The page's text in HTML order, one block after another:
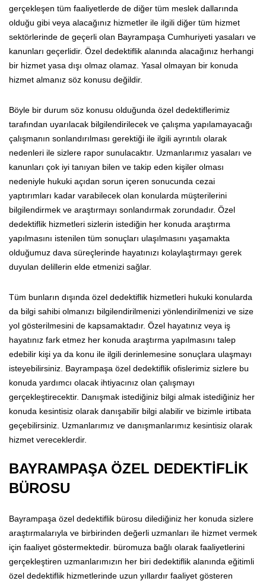
gerçekleşen tüm faaliyetlerde de diğer tüm meslek dallarında
olduğu gibi veya alacağınız hizmetler ile ilgili diğer tüm hizmet
sektörlerinde de geçerli olan Bayrampaşa Cumhuriyeti yasaları ve
kanunları geçerlidir. Özel dedektiflik alanında alacağınız herhangi
bir hizmet yasa dışı olmaz olamaz. Yasal olmayan bir konuda
hizmet almanız söz konusu değildir.
Böyle bir durum söz konusu olduğunda özel dedektiflerimiz
tarafından uyarılacak bilgilendirilecek ve çalışma yapılamayacağı
çalışmanın sonlandırılması gerektiği ile ilgili ayrıntılı olarak
nedenleri ile sizlere rapor sunulacaktır. Uzmanlarımız yasaları ve
kanunları çok iyi tanıyan bilen ve takip eden kişiler olması
nedeniyle hukuki açıdan sorun içeren sonucunda cezai
yaptırımları kadar varabilecek olan konularda müşterilerini
bilgilendirmek ve araştırmayı sonlandırmak zorundadır. Özel
dedektiflik hizmetleri sizlerin istediğin her konuda araştırma
yapılmasını istenilen tüm sonuçları ulaşılmasını yaşamakta
olduğumuz dava süreçlerinde hayatınızı kolaylaştırmayı gerek
duyulan delillerin elde etmenizi sağlar.
Tüm bunların dışında özel dedektiflik hizmetleri hukuki konularda
da bilgi sahibi olmanızı bilgilendirilmenizi yönlendirilmenizi ve size
yol gösterilmesini de kapsamaktadır. Özel hayatınız veya iş
hayatınız fark etmez her konuda araştırma yapılmasını talep
edebilir kişi ya da konu ile ilgili derinlemesine sonuçlara ulaşmayı
isteyebilirsiniz. Bayrampaşa özel dedektiflik ofislerimiz sizlere bu
konuda yardımcı olacak ihtiyacınız olan çalışmayı
gerçekleştirecektir. Danışmak istediğiniz bilgi almak istediğiniz her
konuda kesintisiz olarak danışabilir bilgi alabilir ve bizimle irtibata
geçebilirsiniz. Uzmanlarımız ve danışmanlarımız kesintisiz olarak
hizmet vereceklerdir.
BAYRAMPAŞA ÖZEL DEDEKTİFLİK
BÜROSU
Bayrampaşa özel dedektiflik bürosu dilediğiniz her konuda sizlere
araştırmalarıyla ve birbirinden değerli uzmanları ile hizmet vermek
için faaliyet göstermektedir. büromuza bağlı olarak faaliyetlerini
gerçekleştiren uzmanlarımızın her biri dedektiflik alanında eğitimli
özel dedektiflik hizmetlerinde uzun yıllardır faaliyet gösteren